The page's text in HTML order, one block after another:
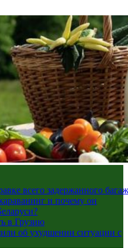
всего задержанного
и почему он
в Грузию
об ухудшении ситуации с